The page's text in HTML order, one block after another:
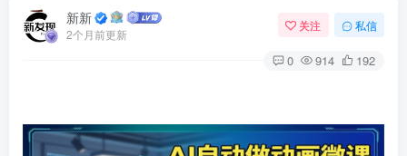
新新
2个月前更新
关注 私信
0 914 192